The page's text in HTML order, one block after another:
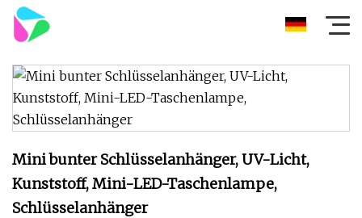
Mini bunter Schlüsselanhänger, UV-Licht,
Kunststoff, Mini-LED-Taschenlampe,
Schlüsselanhänger